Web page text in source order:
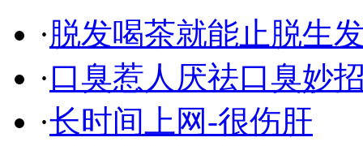
·脱发喝茶就能止脱生
·口臭惹人厌祛口臭妙
·长时间上网-很伤肝